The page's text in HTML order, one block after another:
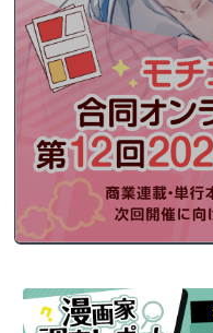
お問い合わせ (法
運営会社